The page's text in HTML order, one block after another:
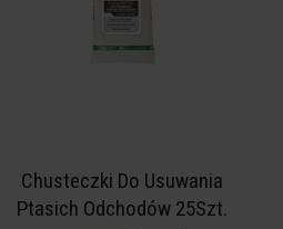
Chusteczki Do Usuwania
Ptasich Odchodów 25Szt.